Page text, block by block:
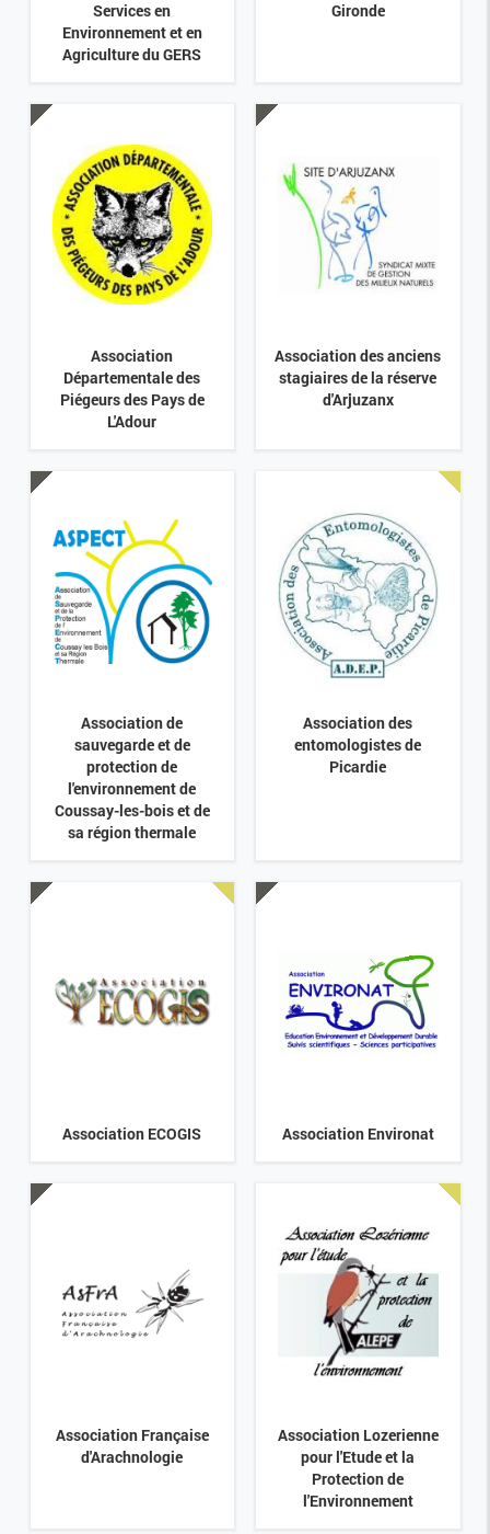
Services en
Environnement et en
Agriculture du GERS
Gironde
Association
Départementale des
Piégeurs des Pays de
L'Adour
Association des anciens
stagiaires de la réserve
d'Arjuzanx
Association de
sauvegarde et de
protection de
l'environnement de
Coussay-les-bois et de
sa région thermale
Association des
entomologistes de
Picardie
Association ECOGIS Association Environat
Association Française
d'Arachnologie
Association Lozerienne
pour l'Etude et la
Protection de
l'Environnement